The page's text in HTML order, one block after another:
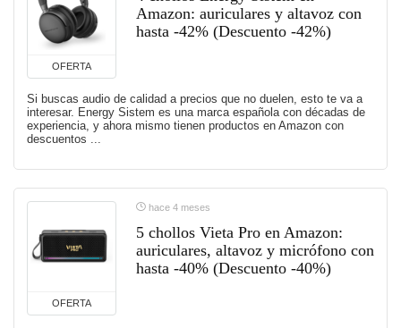
OFERTA
Amazon: auriculares y altavoz con
hasta -42% (Descuento -42%)
Si buscas audio de calidad a precios que no duelen, esto te va a
interesar. Energy Sistem es una marca española con décadas de
experiencia, y ahora mismo tienen productos en Amazon con
descuentos ...
OFERTA
hace 4 meses
5 chollos Vieta Pro en Amazon:
auriculares, altavoz y micrófono con
hasta -40% (Descuento -40%)